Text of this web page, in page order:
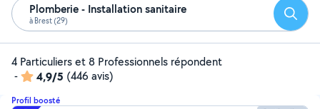
Plomberie - Installation sanitaire
à Brest (29)
4 Particuliers et 8 Professionnels répondent
-
4,9/5 (446 avis)
Profil boosté